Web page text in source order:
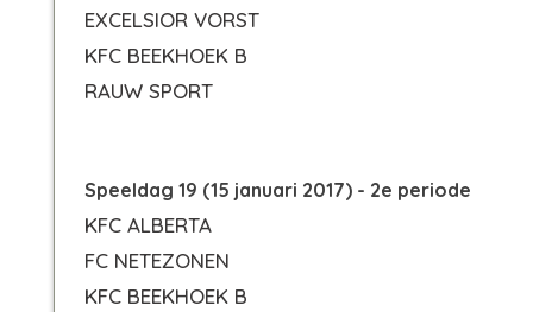
EXCELSIOR VORST
KFC BEEKHOEK B
RAUW SPORT
Speeldag 19 (15 januari 2017) - 2e periode
KFC ALBERTA
FC NETEZONEN
KFC BEEKHOEK B